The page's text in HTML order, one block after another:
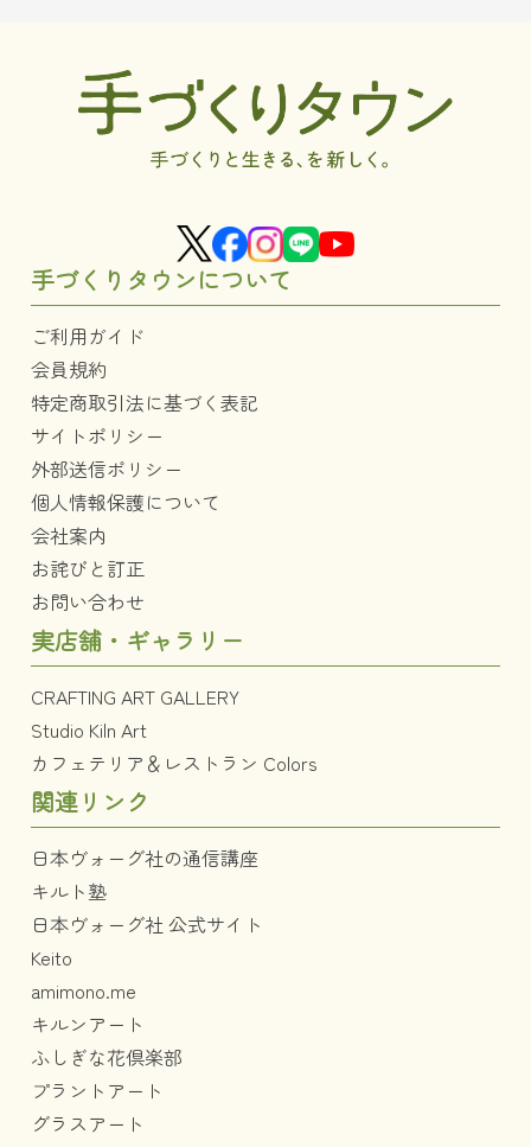
手づくりタウンについて
ご利用ガイド
会員規約
特定商取引法に基づく表記
サイトポリシー
外部送信ポリシー
個人情報保護について
会社案内
お詫びと訂正
お問い合わせ
実店舗・ギャラリー
CRAFTING ART GALLERY
Studio Kiln Art
カフェテリア＆レストラン Colors
関連リンク
日本ヴォーグ社の通信講座
キルト塾
日本ヴォーグ社 公式サイト
Keito
amimono.me
キルンアート
ふしぎな花倶楽部
プラントアート
グラスアート